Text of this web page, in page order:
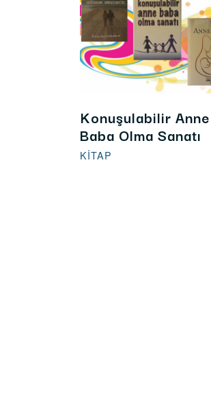
Konuşulabilir Anne
Baba Olma Sanatı
KITAP